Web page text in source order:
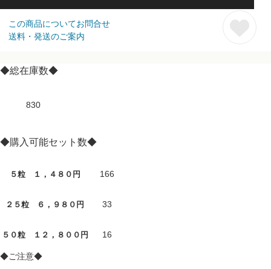
この商品についてお問合せ
送料・発送のご案内
◆総在庫数◆
830
◆購入可能セット数◆
５粒 １，４８０円 166
２５粒 ６，９８０円 33
５０粒 １２，８００円 16
◆ご注意◆